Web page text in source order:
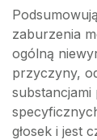
zaburzenia
ogólną
przyczyny,
głosek i jest